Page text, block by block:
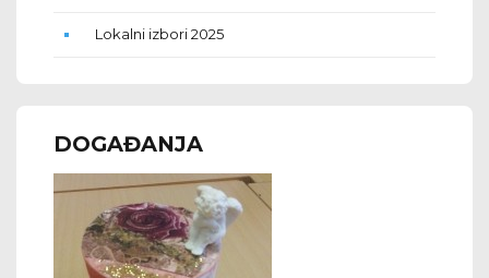
Lokalni izbori 2025
DOGAĐANJA